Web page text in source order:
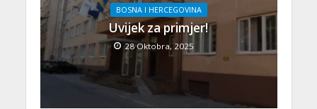
BOSNA I HERCEGOVINA
Uvijek za primjer!
28 Oktobra, 2025